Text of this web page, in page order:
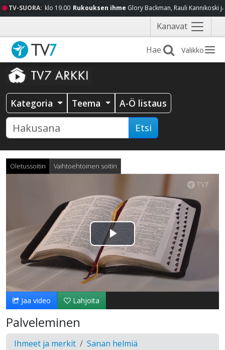
TV-SUORA: klo 19.00 Rukouksen ihme Glory Backman, Rauli Kannikoski
Kanavat Näytä
valikko
Valikko
Kategoria Teema A-Ö listaus
Etsi
Oletussoitin Vaihtoehtoinen soitin
Toista
Video
Jaa video Lahjoita
Palveleminen
Ihmeet ja merkit Sanan helmiä